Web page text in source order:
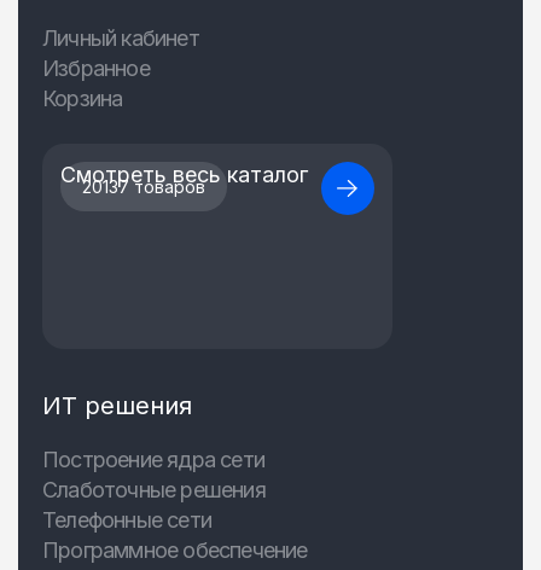
Личный кабинет
Избранное
Корзина
20137 товаров
Смотреть весь каталог
ИТ решения
Построение ядра сети
Слаботочные решения
Телефонные сети
Программное обеспечение